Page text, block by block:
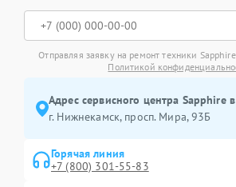
Отправляя заявку на ремонт техники
Политикой
Адрес сервисного центра Sapphire
г. Нижнекамск, просп. Мира, 93Б
Горячая линия
+7 (800) 301-55-83